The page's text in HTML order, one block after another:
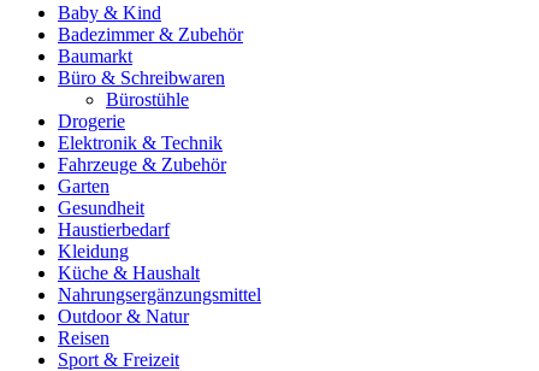
Baby & Kind
Badezimmer & Zubehör
Baumarkt
Büro & Schreibwaren
Bürostühle
Drogerie
Elektronik & Technik
Fahrzeuge & Zubehör
Garten
Gesundheit
Haustierbedarf
Kleidung
Küche & Haushalt
Nahrungsergänzungsmittel
Outdoor & Natur
Reisen
Sport & Freizeit